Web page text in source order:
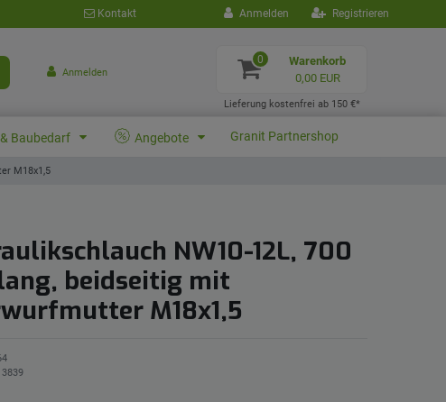
Kontakt Anmelden Registrieren
Anmelden
0
Warenkorb
0,00 EUR
Lieferung kostenfrei ab 150 €*
Baubedarf Angebote Granit Partnershop
M18x1,5
NW10-12L, 700
beidseitig mit
M18x1,5
3839